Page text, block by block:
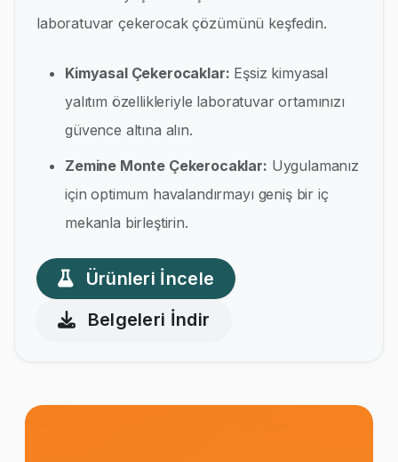
laboratuvar çekerocak çözümünü keşfedin.
Kimyasal Çekerocaklar: Eşsiz kimyasal
yalıtım özellikleriyle laboratuvar ortamınızı
güvence altına alın.
Zemine Monte Çekerocaklar: Uygulamanız
için optimum havalandırmayı geniş bir iç
mekanla birleştirin.
Ürünleri İncele
Belgeleri İndir